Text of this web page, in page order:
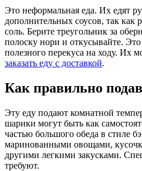
Это неформальная еда. Их едят
дополнительных соусов, так как
соль. Берите треугольник за
полоску нори и откусывайте.
полезного перекуса на ходу. Их
заказать еду с доставкой.
Как правильно
Эту еду подают комнатной
шарики могут быть как
частью большого обеда в стиле
маринованными овощами,
другими легкими закусками.
требуют.